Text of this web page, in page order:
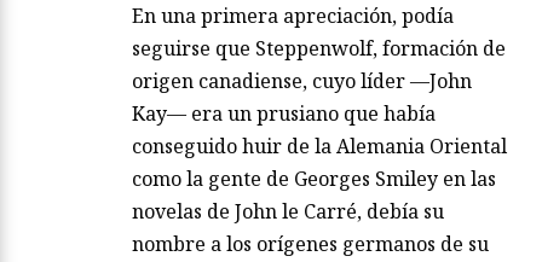
En una primera apreciación, podía
seguirse que Steppenwolf, formación de
origen canadiense, cuyo líder —John
Kay— era un prusiano que había
conseguido huir de la Alemania Oriental
como la gente de Georges Smiley en las
novelas de John le Carré, debía su
nombre a los orígenes germanos de su